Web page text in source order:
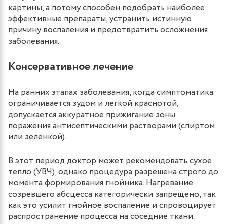
картины, а потому способен подобрать наиболее
эффективные препараты, устранить истинную
причину воспаления и предотвратить осложнения
заболевания.
Консервативное лечение
На ранних этапах заболевания, когда симптоматика
ограничивается зудом и легкой краснотой,
допускается аккуратное прижигание зоны
поражения антисептическими растворами (спиртом
или зеленкой).
В этот период доктор может рекомендовать сухое
тепло (УВЧ), однако процедура разрешена строго до
момента формирования гнойника. Нагревание
созревшего абсцесса категорически запрещено, так
как это усилит гнойное воспаление и спровоцирует
распространение процесса на соседние ткани.